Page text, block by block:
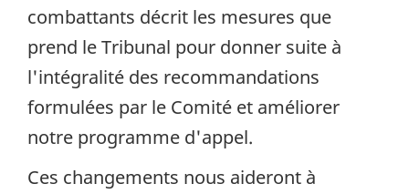
combattants décrit les mesures que
prend le Tribunal pour donner suite à
l'intégralité des recommandations
formulées par le Comité et améliorer
notre programme d'appel.
Ces changements nous aideront à